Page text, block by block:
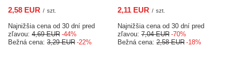
2,58 EUR / szt.
Najnižšia cena od 30 dní pred
zľavou: 4,69 EUR -44%
Bežná cena: 3,29 EUR -22%
2,11 EUR / szt.
Najnižšia cena od 30 dní pred
zľavou: 7,04 EUR -70%
Bežná cena: 2,58 EUR -18%